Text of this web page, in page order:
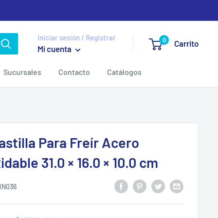
Iniciar sesión / Registrar
Mi cuenta
0 Carrito
Sucursales Contacto Catálogos
Para Freír Acero
31.0 × 16.0 × 10.0 cm